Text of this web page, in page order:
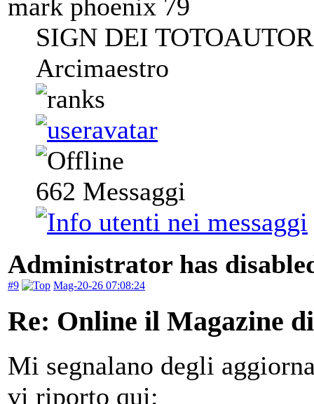
mark phoenix 79
SIGN DEI
Arcimaestro
662 Messaggi
Administrator has
#9 Mag-20-26 07:08:24
Re: Online il Magazine
Mi segnalano degli
vi riporto qui: